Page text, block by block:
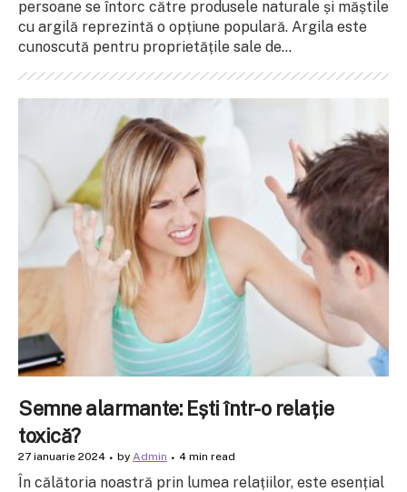
persoane se întorc către produsele naturale și măștile
cu argilă reprezintă o opțiune populară. Argila este
cunoscută pentru proprietățile sale de...
Semne alarmante: Ești într-o relație
toxică?
27 ianuarie 2024 by Admin 4 min read
În călătoria noastră prin lumea relațiilor, este esențial